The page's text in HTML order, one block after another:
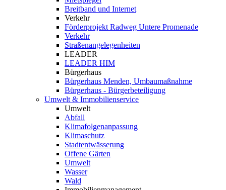
Breitband und Internet
Verkehr
Förderprojekt Radweg Untere Promenade
Verkehr
Straßenangelegenheiten
LEADER
LEADER HIM
Bürgerhaus
Bürgerhaus Menden, Umbaumaßnahme
Bürgerhaus - Bürgerbeteiligung
Umwelt & Immobilienservice
Umwelt
Abfall
Klimafolgenanpassung
Klimaschutz
Stadtentwässerung
Offene Gärten
Umwelt
Wasser
Wald